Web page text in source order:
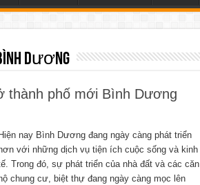
Dương
thành phố mới Bình Dương
Hiện nay Bình Dương đang ngày càng phát triển
hơn với những dịch vụ tiện ích cuộc sống và kinh
Trong đó, sự phát triển của nhà đất và các căn
hộ chung cư, biệt thự đang ngày càng mọc lên